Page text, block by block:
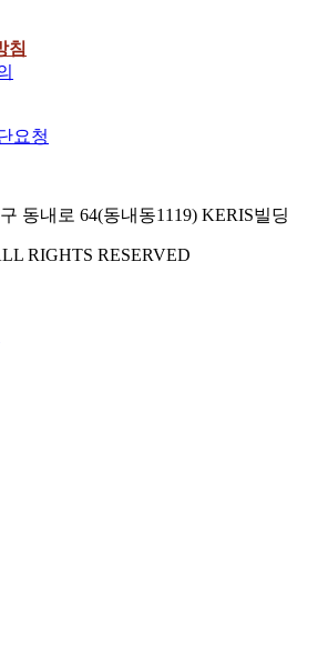
침
요청
동내로 64(동내동1119) KERIS빌딩
RIGHTS RESERVED